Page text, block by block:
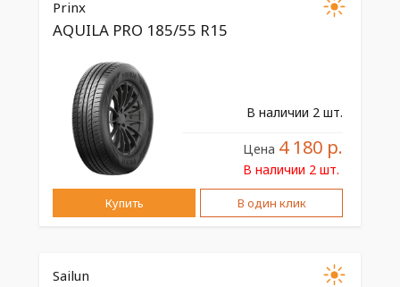
Prinx
AQUILA PRO 185/55 R15
В наличии 2 шт.
Цена 4 180 р.
В наличии 2 шт.
Купить В один клик
Sailun